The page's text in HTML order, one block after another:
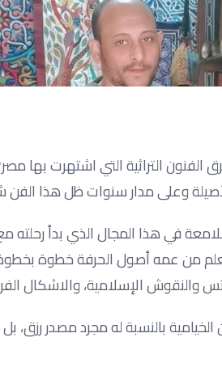
الفنون التراثية التي اشتهرت بها
وعلى مدار سنوات ظل هذا
في هذا المجال الذي بدأ
من عمه أصول الحرفة خطوة بخطوة
والنقوش الإسلامية، والاشكال
بالنسبة له مجرد مصدر رزق،